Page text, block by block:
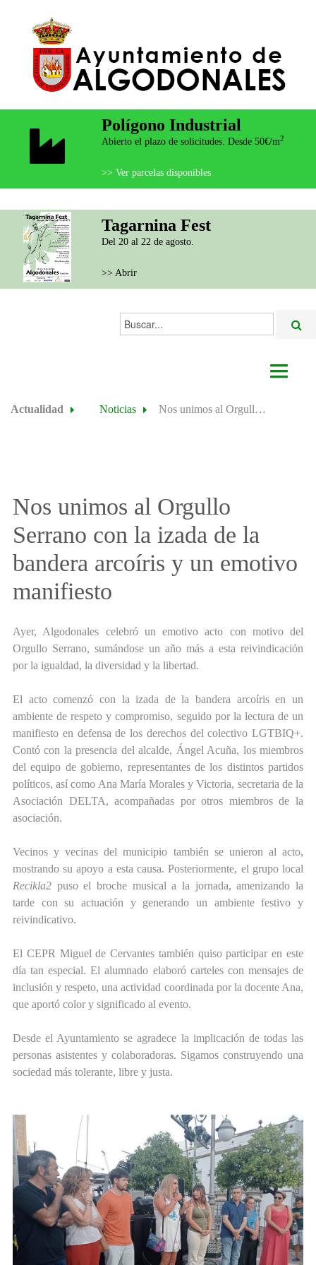
Polígono Industrial
Abierto el plazo de solicitudes. Desde 50€/m2
>> Ver parcelas disponibles
Tagarnina Fest
Del 20 al 22 de agosto.
>> Abrir
Buscar...
AYUNTAMIENTO
Actualidad Noticias Nos unimos al Orgullo Serrano con la izada de la bandera arcoíris y un emotivo manifiesto
Nos unimos al Orgullo
Serrano con la izada de la
bandera arcoíris y un emotivo
manifiesto
Ayer, Algodonales celebró un emotivo acto con motivo del
Orgullo Serrano, sumándose un año más a esta reivindicación
por la igualdad, la diversidad y la libertad.
El acto comenzó con la izada de la bandera arcoíris en un
ambiente de respeto y compromiso, seguido por la lectura de un
manifiesto en defensa de los derechos del colectivo LGTBIQ+.
Contó con la presencia del alcalde, Ángel Acuña, los miembros
del equipo de gobierno, representantes de los distintos partidos
políticos, así como Ana María Morales y Victoria, secretaria de la
Asociación DELTA, acompañadas por otros miembros de la
asociación.
Vecinos y vecinas del municipio también se unieron al acto,
mostrando su apoyo a esta causa. Posteriormente, el grupo local
Recikla2 puso el broche musical a la jornada, amenizando la
tarde con su actuación y generando un ambiente festivo y
reivindicativo.
El CEPR Miguel de Cervantes también quiso participar en este
día tan especial. El alumnado elaboró carteles con mensajes de
inclusión y respeto, una actividad coordinada por la docente Ana,
que aportó color y significado al evento.
Desde el Ayuntamiento se agradece la implicación de todas las
personas asistentes y colaboradoras. Sigamos construyendo una
sociedad más tolerante, libre y justa.